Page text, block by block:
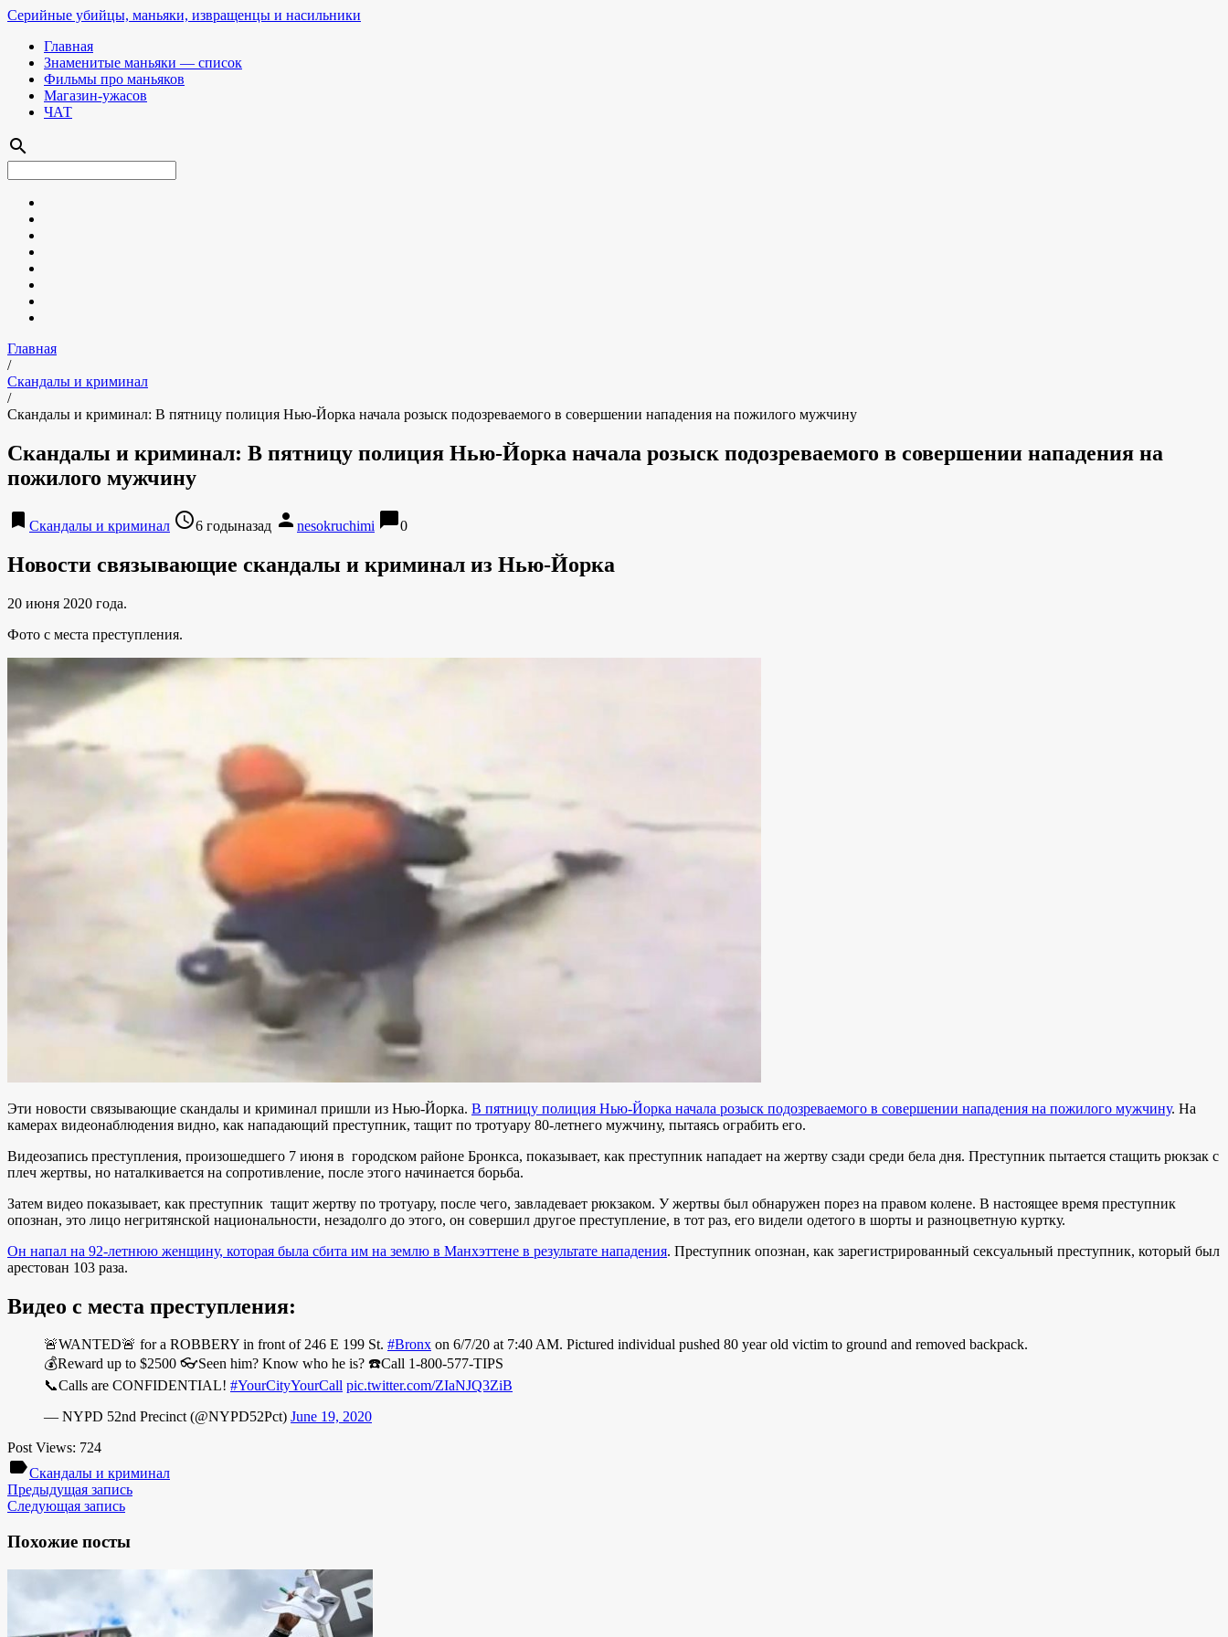
Серийные убийцы, маньяки, извращенцы и насильники
Главная
Знаменитые маньяки — список
Фильмы про маньяков
Магазин-ужасов
ЧАТ
search
Главная
/
Скандалы и криминал
/
Скандалы и криминал: В пятницу полиция Нью-Йорка начала розыск подозреваемого в совершении нападения на пожилого мужчину
Скандалы и криминал: В пятницу полиция Нью-Йорка начала розыск подозреваемого в совершении нападения на
пожилого мужчину
bookmark Скандалы и криминал access_time6 годыназад person nesokruchimi chat_bubble0
Новости связывающие скандалы и криминал из Нью-Йорка
20 июня 2020 года.
Фото с места преступления.
Эти новости связывающие скандалы и криминал пришли из Нью-Йорка. В пятницу полиция Нью-Йорка начала розыск подозреваемого в совершении нападения на пожилого мужчину. На
камерах видеонаблюдения видно, как нападающий преступник, тащит по тротуару 80-летнего мужчину, пытаясь ограбить его.
Видеозапись преступления, произошедшего 7 июня в городском районе Бронкса, показывает, как преступник нападает на жертву сзади среди бела дня. Преступник пытается стащить рюкзак с
плеч жертвы, но наталкивается на сопротивление, после этого начинается борьба.
Затем видео показывает, как преступник тащит жертву по тротуару, после чего, завладевает рюкзаком. У жертвы был обнаружен порез на правом колене. В настоящее время преступник
опознан, это лицо негритянской национальности, незадолго до этого, он совершил другое преступление, в тот раз, его видели одетого в шорты и ​​разноцветную куртку.
Он напал на 92-летнюю женщину, которая была сбита им на землю в Манхэттене в результате нападения. Преступник опознан, как зарегистрированный сексуальный преступник, который был
арестован 103 раза.
Видео с места преступления:
🚨WANTED🚨 for a ROBBERY in front of 246 E 199 St. #Bronx on 6/7/20 at 7:40 AM. Pictured individual pushed 80 year old victim to ground and removed backpack.
💰Reward up to $2500 👓Seen him? Know who he is? ☎️Call 1-800-577-TIPS
📞Calls are CONFIDENTIAL! #YourCityYourCall pic.twitter.com/ZIaNJQ3ZiB
— NYPD 52nd Precinct (@NYPD52Pct) June 19, 2020
Post Views: 724
labelСкандалы и криминал
Предыдущая запись
Следующая запись
Похожие посты